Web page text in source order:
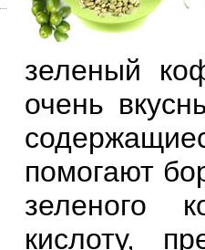
зеленый
очень
помогают
зеленого
кислоту,